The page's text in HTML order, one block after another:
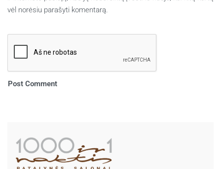
vėl norėsiu parašyti komentarą.